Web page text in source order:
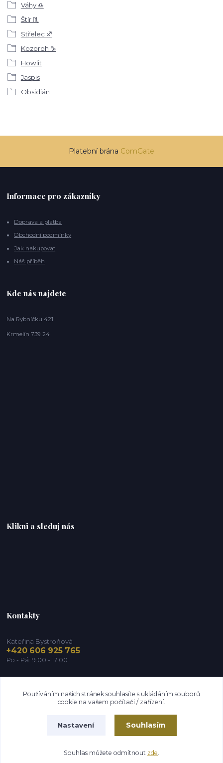
Váhy ♎
Štír ♏
Střelec ♐
Kozoroh ♑
Howlit
Jaspis
Obsidián
Platební brána ComGate
Informace pro zákazníky
Doprava a platba
Obchodní podmínky
Jak nakupovat
Náš příběh
Kde nás najdete
Na Rybníčku 421
Krmelín 739 24
Klikni a sleduj nás
Kontakty
Kateřina Bystroňová
+420 606 925 765
Po - Pá: 9:00 - 17:00
Vytvořeno na
Eshop-rychle.cz
Používáním našich stránek souhlasíte s ukládáním souborů
cookie na vašem počítači / zařízení.
Nastavení Souhlasím
Souhlas můžete odmítnout zde